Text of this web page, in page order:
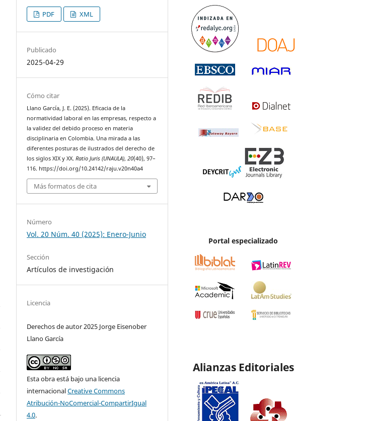
PDF XML
Publicado
2025-04-29
Cómo citar
Llano García, J. E. (2025). Eficacia de la
normatividad laboral en las empresas, respecto a
la validez del debido proceso en materia
disciplinaria en Colombia. Una mirada a las
diferentes posturas de ilustrados del derecho de
los siglos XIX y XX.Ratio Juris (UNAULA),20(40), 97–
116. https://doi.org/10.24142/raju.v20n40a4
Más formatos de cita
Número
Vol. 20 Núm. 40 (2025): Enero-Junio
Sección
Artículos de investigación
Licencia
Derechos de autor 2025 Jorge Eisenober
Llano García
Esta obra está bajo una licencia
internacionalCreative Commons
Atribución-NoComercial-CompartirIgual
4.0.
Portal especializado
Alianzas Editoriales